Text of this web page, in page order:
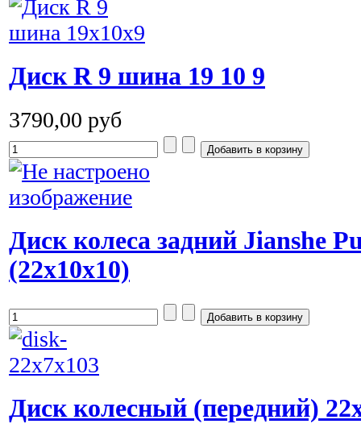
Диск R 9 шина 19 10 9
3790,00 руб
Диск колеса задний Jianshe
(22x10x10)
Диск колесный (передний)